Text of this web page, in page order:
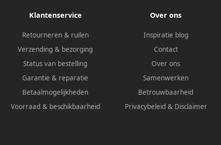
Klantenservice
Retourneren & ruilen
Verzending & bezorging
Status van bestelling
Garantie & reparatie
Betaalmogelijkheden
Voorraad & beschikbaarheid
Over ons
Inspiratie blog
Contact
Over ons
Samenwerken
Betrouwbaarheid
Privacybeleid & Disclaimer